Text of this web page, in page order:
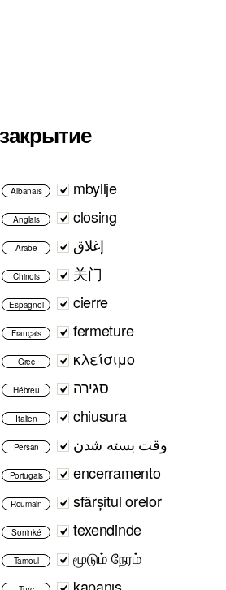
закрытие
Albanais mbyllje
Anglais closing
Arabe إغلاق
Chinois 关门
Espagnol cierre
Français fermeture
Grec κλείσιμο
Hébreu סגירה
Italien chiusura
Persan وقت بسته شدن
Portugais encerramento
Roumain sfârșitul orelor
Soninké texendinde
Tamoul மூடும் நேரம்